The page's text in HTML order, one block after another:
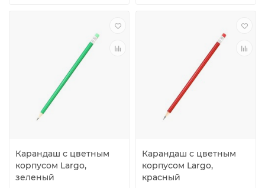
Карандаш с цветным
корпусом Largo,
зеленый
Карандаш с цветным
корпусом Largo,
красный